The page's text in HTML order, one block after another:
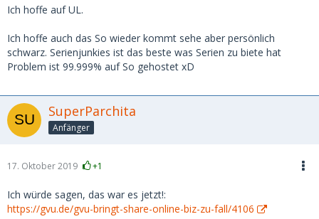
Ich hoffe auf UL.
Ich hoffe auch das So wieder kommt sehe aber persönlich
schwarz. Serienjunkies ist das beste was Serien zu biete hat
Problem ist 99.999% auf So gehostet xD
SuperParchita
Anfänger
17. Oktober 2019 +1
Ich würde sagen, das war es jetzt!:
https://gvu.de/gvu-bringt-share-online-biz-zu-fall/4106